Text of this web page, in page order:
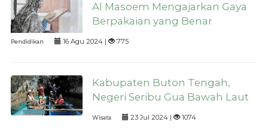
Al Masoem Mengajarkan Gaya
Berpakaian yang Benar
Pendidikan 16 Agu 2024 | 775
Kabupaten Buton Tengah,
Negeri Seribu Gua Bawah Laut
Wisata 23 Jul 2024 | 1074